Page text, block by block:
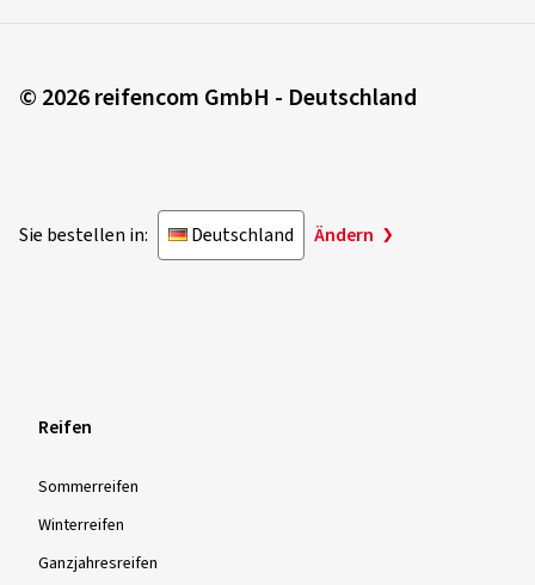
© 2026 reifencom GmbH - Deutschland
Sie bestellen in: Deutschland Ändern
Reifen
Sommer­reifen
Winter­reifen
Ganzjahres­reifen